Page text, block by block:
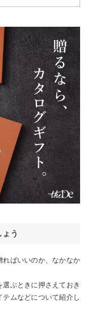
う
ばいいのか、なかなか
ぶときに押さえておき
ムなどについて紹介し